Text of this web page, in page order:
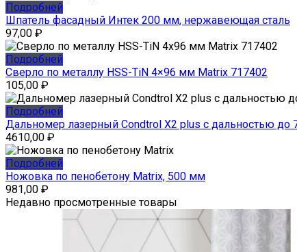
Подробней
Шпатель фасадный Интек 200 мм, нержавеющая сталь
97,00 ₽
Подробней
Сверло по металлу HSS-TiN 4×96 мм Matrix 717402
105,00 ₽
Подробней
Дальномер лазерный Condtrol X2 plus с дальностью до
4610,00 ₽
Подробней
Ножовка по пенобетону Matrix, 500 мм
981,00 ₽
Недавно просмотренные товары